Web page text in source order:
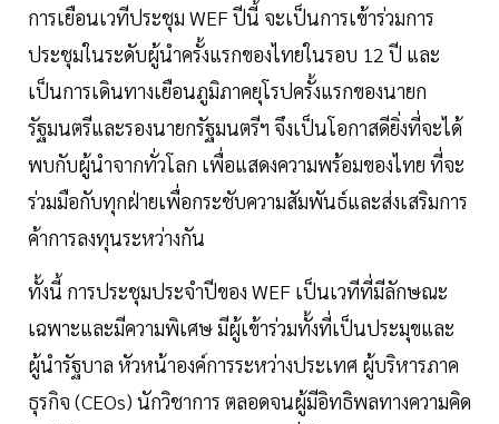
การเยือนเวทีประชุม WEF ปีนี้ จะเป็นการเข้าร่วมการ
ประชุมในระดับผู้นำครั้งแรกของไทยในรอบ 12 ปี และ
เป็นการเดินทางเยือนภูมิภาคยุโรปครั้งแรกของนายก
รัฐมนตรีและรองนายกรัฐมนตรีฯ จึงเป็นโอกาสดียิ่งที่จะได้
พบกับผู้นำจากทั่วโลก เพื่อแสดงความพร้อมของไทย ที่จะ
ร่วมมือกับทุกฝ่ายเพื่อกระชับความสัมพันธ์และส่งเสริมการ
ค้าการลงทุนระหว่างกัน
ทั้งนี้ การประชุมประจำปีของ WEF เป็นเวทีที่มีลักษณะ
เฉพาะและมีความพิเศษ มีผู้เข้าร่วมทั้งที่เป็นประมุขและ
ผู้นำรัฐบาล หัวหน้าองค์การระหว่างประเทศ ผู้บริหารภาค
ธุรกิจ (CEOs) นักวิชาการ ตลอดจนผู้มีอิทธิพลทางความคิด